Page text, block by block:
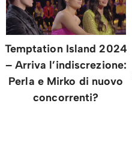
Temptation Island 2024
– Arriva l’indiscrezione:
Perla e Mirko di nuovo
concorrenti?